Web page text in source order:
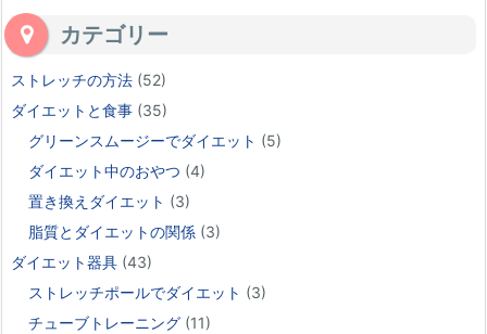
カテゴリー
ストレッチの方法 (52)
ダイエットと食事 (35)
グリーンスムージーでダイエット (5)
ダイエット中のおやつ (4)
置き換えダイエット (3)
脂質とダイエットの関係 (3)
ダイエット器具 (43)
ストレッチポールでダイエット (3)
チューブトレーニング (11)